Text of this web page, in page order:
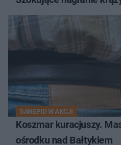
SANEPID W AKCJI
Koszmar kuracjuszy.
ośrodku nad Bałtykiem